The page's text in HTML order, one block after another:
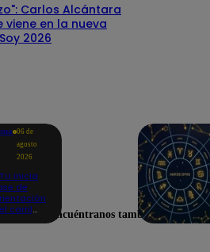
Carlos Alcántara
en la nueva
2026
06 de
agosto
2026
inicia
de
carril
Encuéntranos también en